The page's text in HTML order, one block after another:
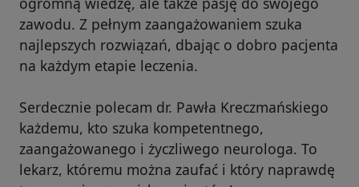
zawodu. Z pełnym zaangażowaniem szuka
najlepszych rozwiązań, dbając o dobro pacjenta
na każdym etapie leczenia.
Serdecznie polecam dr. Pawła Kreczmańskiego
każdemu, kto szuka kompetentnego,
zaangażowanego i życzliwego neurologa. To
lekarz, któremu można zaufać i który naprawdę